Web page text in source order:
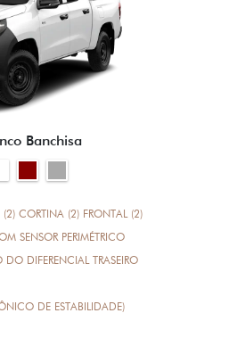
Banchisa
(2) CORTINA (2) FRONTAL (2)
SENSOR PERIMÉTRICO
DIFERENCIAL TRASEIRO
DE ESTABILIDADE)